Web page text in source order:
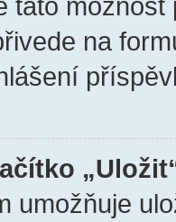
na
umožňuje